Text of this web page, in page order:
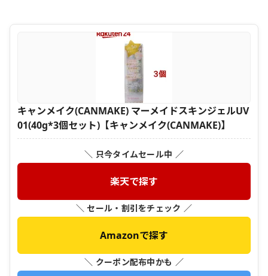
キャンメイク(CANMAKE) マーメイドスキンジェルUV
01(40g*3個セット)【キャンメイク(CANMAKE)】
＼ 只今タイムセール中 ／
楽天で探す
＼ セール・割引をチェック ／
Amazonで探す
＼ クーポン配布中かも ／